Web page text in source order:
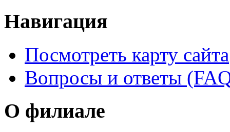
Навигация
Посмотреть карту сайта
Вопросы и ответы
О филиале